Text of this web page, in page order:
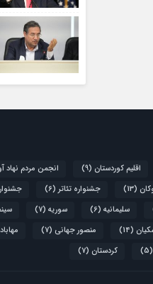
اقلیم کوردستان (9) انجمن مردم نهاد
(13) جشنواره تئاتر (6)
سلیمانیه (6) سوریه (7)
(14) منصور جهانی (7) مهاباد
(5) کردستان (7)